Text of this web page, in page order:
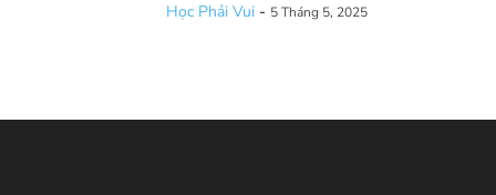
Học Phải Vui - 5 Tháng 5, 2025